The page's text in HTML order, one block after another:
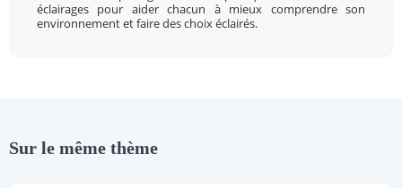
éclairages pour aider chacun à mieux comprendre son
environnement et faire des choix éclairés.
Sur le même thème